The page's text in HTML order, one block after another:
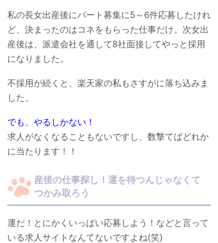
私の長女出産後にパート募集に5～6件応募したけれ
ど、決まったのはコネをもらった仕事だけ。次女出
産後は、派遣会社を通して8社面接してやっと採用
になりました。
不採用が続くと、楽天家の私もさすがに落ち込みま
した。
でも、やるしかない！
求人がなくなることもないですし、数撃てばどれか
に当たります！！
産後の仕事探し！運を待つんじゃなくて
つかみ取ろう
運だ！とにかくいっぱい応募しよう！などと言って
いる求人サイトなんてないですよね(笑)